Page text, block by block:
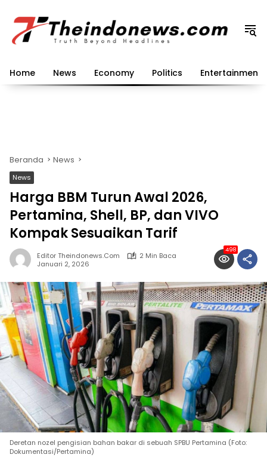
konten
Home News Economy Politics Entertainment
Beranda News
News
Harga BBM Turun Awal 2026,
Pertamina, Shell, BP, dan VIVO
Kompak Sesuaikan Tarif
Editor Theindonews.com
2 Min Baca
Januari 2, 2026
498
Deretan nozel pengisian bahan bakar di sebuah SPBU Pertamina (Foto:
Dokumentasi/Pertamina)